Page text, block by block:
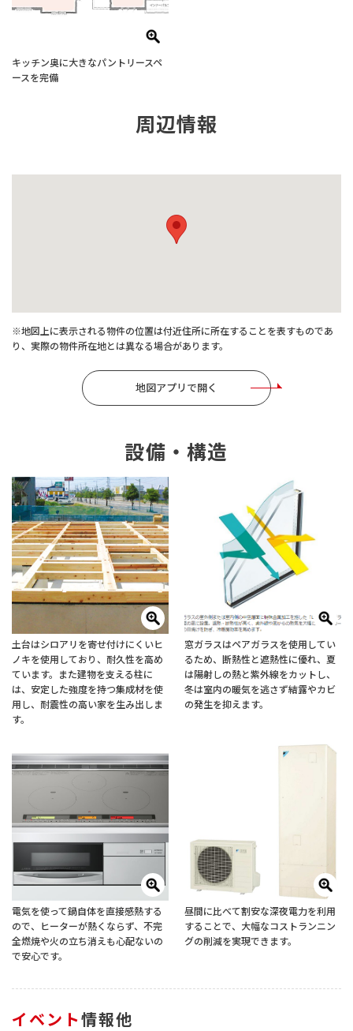
キッチン奥に大きなパントリースペ
ースを完備
周辺情報
※地図上に表示される物件の位置は付近住所に所在することを表すものであ
り、実際の物件所在地とは異なる場合があります。
地図アプリで開く
設備・構造
土台はシロアリを寄せ付けにくいヒ
ノキを使用しており、耐久性を高め
ています。また建物を支える柱に
は、安定した強度を持つ集成材を使
用し、耐震性の高い家を生み出しま
す。
窓ガラスはペアガラスを使用してい
るため、断熱性と遮熱性に優れ、夏
は陽射しの熱と紫外線をカットし、
冬は室内の暖気を逃さず結露やカビ
の発生を抑えます。
電気を使って鍋自体を直接感熱する
ので、ヒーターが熱くならず、不完
全燃焼や火の立ち消えも心配ないの
で安心です。
昼間に比べて割安な深夜電力を利用
することで、大幅なコストランニン
グの削減を実現できます。
イベント 情報他